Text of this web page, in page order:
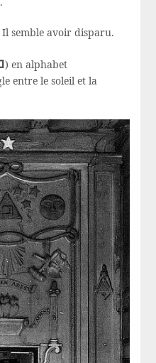
semble avoir disparu.
) en alphabet
entre le soleil et la